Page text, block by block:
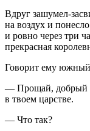
Вдруг зашумел-
на воздух и
и ровно через три
прекрасная
Говорит ему южный
— Прощай, добрый
в твоем царстве.
— Что так?